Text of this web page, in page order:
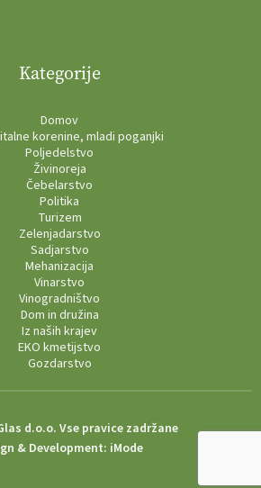
Kategorije
Domov
korenine, mladi poganjki
Poljedelstvo
Živinoreja
Čebelarstvo
Politika
Turizem
Zelenjadarstvo
Sadjarstvo
Mehanizacija
Vinarstvo
Vinogradništvo
Dom in družina
Iz naših krajev
EKO kmetijstvo
Gozdarstvo
d.o.o. Vse pravice zadržane
& Development: iMode